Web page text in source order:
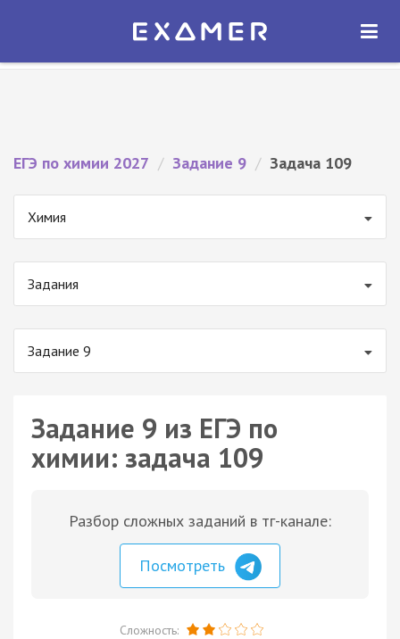
Экзамер — ЕГЭ 2027
ОТКРЫТЬ
ЕГЭ по химии 2027 / Задание 9 / Задача 109
Химия
Задания
Задание 9
Задание 9 из ЕГЭ по
химии: задача 109
Разбор сложных заданий в тг-канале:
Посмотреть
Сложность: